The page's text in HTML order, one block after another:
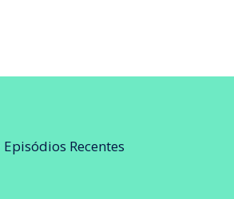
Episódios Recentes